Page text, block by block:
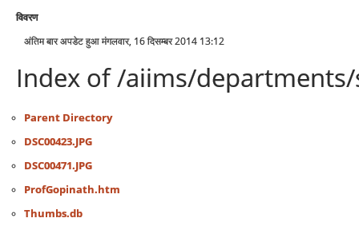
विवरण
अंतिम बार अपडेट हुआ मंगलवार, 16 दिसम्बर 2014 13:12
Index of /aiims/
Parent Directory
DSC00423.JPG
DSC00471.JPG
ProfGopinath.htm
Thumbs.db